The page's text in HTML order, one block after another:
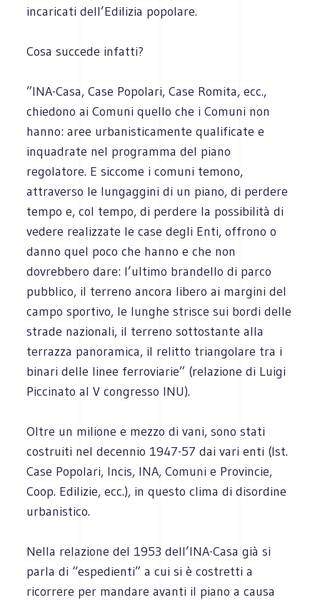
incaricati dell’Edilizia popolare.
Cosa succede infatti?
”INA-Casa, Case Popolari, Case Romita, ecc.,
chiedono ai Comuni quello che i Comuni non
hanno: aree urbanisticamente qualificate e
inquadrate nel programma del piano
regolatore. E siccome i comuni temono,
attraverso le lungaggini di un piano, di perdere
tempo e, col tempo, di perdere la possibilità di
vedere realizzate le case degli Enti, offrono o
danno quel poco che hanno e che non
dovrebbero dare: l’ultimo brandello di parco
pubblico, il terreno ancora libero ai margini del
campo sportivo, le lunghe strisce sui bordi delle
strade nazionali, il terreno sottostante alla
terrazza panoramica, il relitto triangolare tra i
binari delle linee ferroviarie” (relazione di Luigi
Piccinato al V congresso INU).
Oltre un milione e mezzo di vani, sono stati
costruiti nel decennio 1947-57 dai vari enti (Ist.
Case Popolari, Incis, INA, Comuni e Provincie,
Coop. Edilizie, ecc.), in questo clima di disordine
urbanistico.
Nella relazione del 1953 dell’INA-Casa già si
parla di “espedienti” a cui si è costretti a
ricorrere per mandare avanti il piano a causa